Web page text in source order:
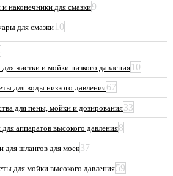
наконечники для смазки9
для смазки 10
чистки и мойки низкого давления 10
для воды низкого давления67
для пены, мойки и дозирования33
аппаратов высокого давления8
для шлангов для моек37
для мойки высокого давления59